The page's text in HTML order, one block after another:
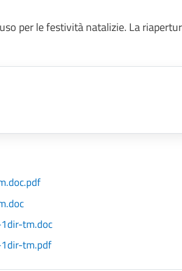
per le festività natalizie. La
tm.doc
tm.pdf